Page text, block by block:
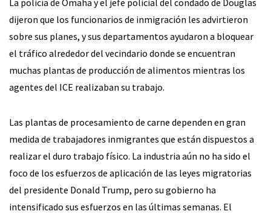
La policía de Omaha y el jefe policial del condado de Douglas
dijeron que los funcionarios de inmigración les advirtieron
sobre sus planes, y sus departamentos ayudaron a bloquear
el tráfico alrededor del vecindario donde se encuentran
muchas plantas de producción de alimentos mientras los
agentes del ICE realizaban su trabajo.
Las plantas de procesamiento de carne dependen en gran
medida de trabajadores inmigrantes que están dispuestos a
realizar el duro trabajo físico. La industria aún no ha sido el
foco de los esfuerzos de aplicación de las leyes migratorias
del presidente Donald Trump, pero su gobierno ha
intensificado sus esfuerzos en las últimas semanas. El